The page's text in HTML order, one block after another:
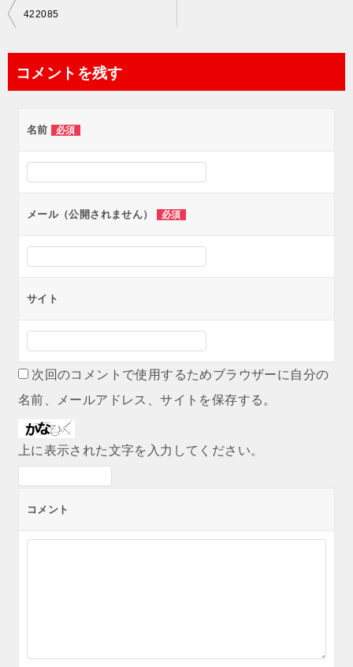
投
ビ
422085
コメントを残す
名前 必須
メール（公開されません） 必須
サイト
次回のコメントで使用するためブラウザーに自分の
名前、メールアドレス、サイトを保存する。
上に表示された文字を入力してください。
コメント